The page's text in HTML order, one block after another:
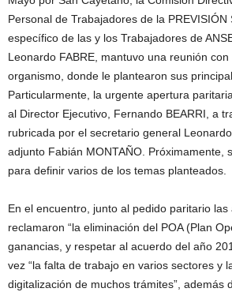
Personal de Trabajadores de la PREVISIÓN
específico de las y los Trabajadores de
Leonardo FABRE, mantuvo una reunión
organismo, donde le plantearon sus
Particularmente, la urgente apertura
al Director Ejecutivo, Fernando BEARRI, a
rubricada por el secretario general
adjunto Fabián MONTAÑO. Próximamente,
para definir varios de los temas planteados.
En el encuentro, junto al pedido paritario las
reclamaron “la eliminación del POA (Plan
ganancias, y respetar al acuerdo del año
vez “la falta de trabajo en varios sectores y
digitalización de muchos trámites”, además